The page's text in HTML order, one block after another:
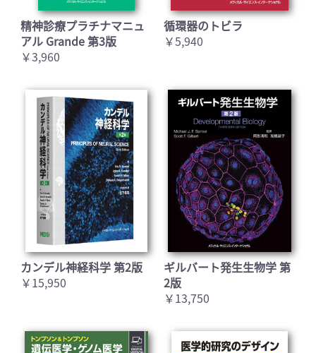
精神診療プラチナマニュ
アル Grande 第3版
￥3,960
循環器のトビラ
￥5,940
カンデル神経科学 第2版
￥15,950
ギルバート発生生物学 第
2版
￥13,750